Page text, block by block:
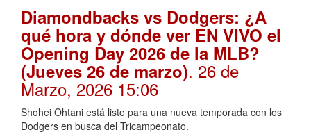
Diamondbacks vs Dodgers: ¿A
qué hora y dónde ver EN VIVO el
Opening Day 2026 de la MLB?
(Jueves 26 de marzo). 26 de
Marzo, 2026 15:06
Shohei Ohtani está listo para una nueva temporada con los
Dodgers en busca del Tricampeonato.